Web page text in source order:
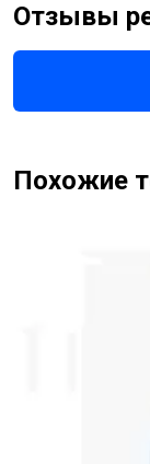
Отзывы
Похожие